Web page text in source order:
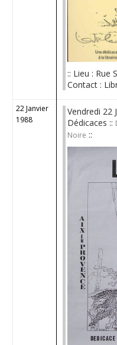
:: Lieu : Rue
Contact :
22 Janvier
1988
Vendredi 22
Dédicaces ::
Noire ::